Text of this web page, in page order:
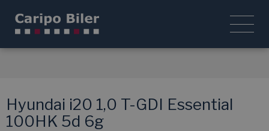
Hyundai i20 1,0 T-GDI Essential
100HK 5d 6g